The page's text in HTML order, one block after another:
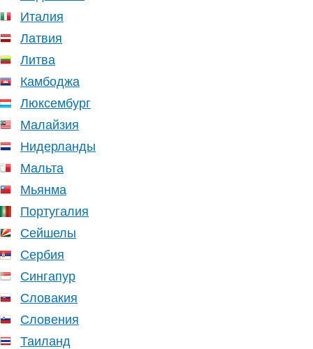
Италия
Латвия
Литва
Камбоджа
Люксембург
Малайзия
Нидерланды
Мальта
Мьянма
Португалия
Сейшелы
Сербия
Сингапур
Словакия
Словения
Таиланд